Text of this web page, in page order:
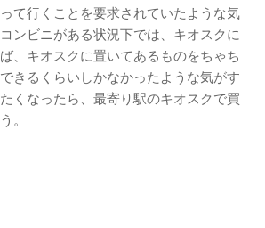
て行くことを要求されていたような気
ンビニがある状況下では、キオスクに
、キオスクに置いてあるものをちゃち
きるくらいしかなかったような気がす
くなったら、最寄り駅のキオスクで買
。